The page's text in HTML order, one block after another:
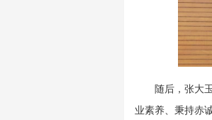
随后，张大
业素养、秉持赤